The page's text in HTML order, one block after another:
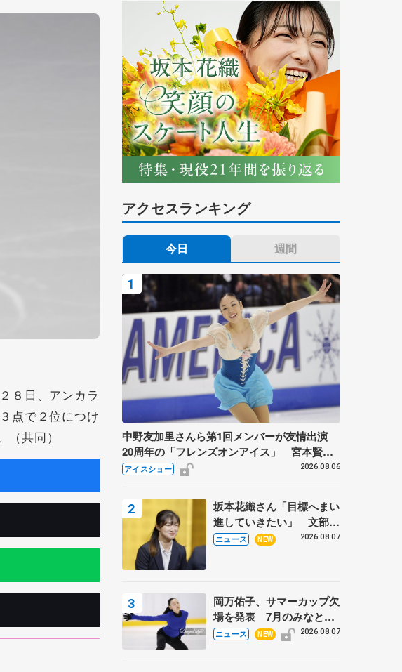
８日、アンカラ
点で２位につけ
共同）
アクセスランキング
今日 週間
中野友加里さんら第1回メンバーが友情出演
20周年の「フレンズオンアイス」 宮本賢二
さん、有川梨絵さん、田村岳斗さんも
アイスショー 2026.08.06
坂本花織さん「目標へまい
進していきたい」 文部科
学省スポーツ表彰式で代表
ニュース NEW 2026.08.07
岡万佑子、サマーカップ欠
場を発表 7月のみなとア
クルス杯は腰痛の影響で
ニュース NEW 2026.08.07